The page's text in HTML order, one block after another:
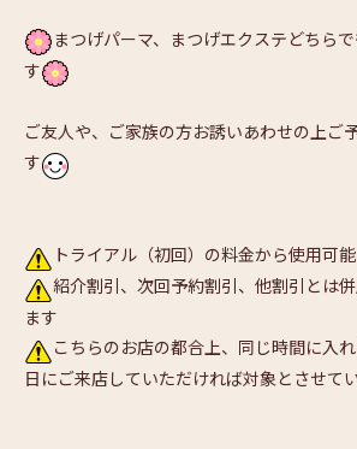
まつげパーマ、まつげエクステどちら
す
ご友人や、ご家族の方お誘いあわせの上ご
す
トライアル（初回）の料金から使用可能
紹介割引、次回予約割引、他割引とは
ます
こちらのお店の都合上、同じ時間に入
日にご来店していただければ対象とさせて